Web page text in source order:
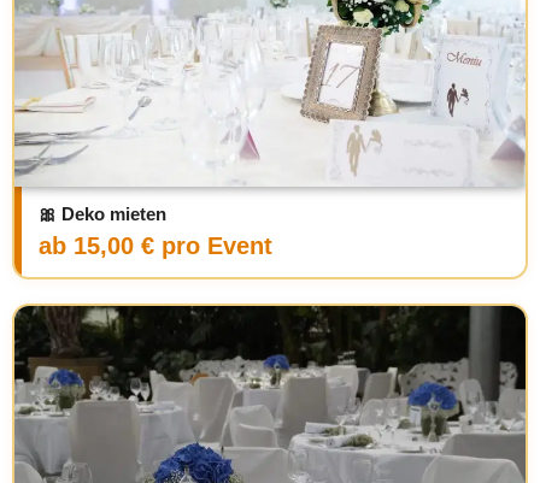
🎀 Deko mieten
ab 15,00 € pro Event